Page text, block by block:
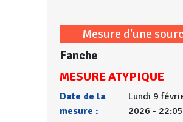
Mesure d'une
Fanche
MESURE ATYPIQUE
Date de la
mesure :
Lundi 9
2026 - 22:05